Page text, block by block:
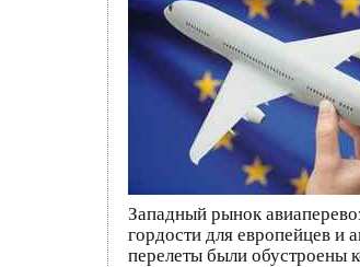
Западный рынок
гордости для европейцев и
перелеты были обустроены